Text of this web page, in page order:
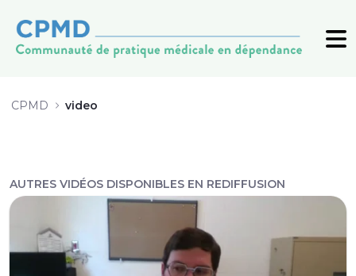
CPMD video
AUTRES VIDÉOS DISPONIBLES EN REDIFFUSION